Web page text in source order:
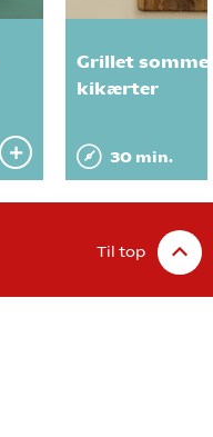
Grillet
kikærter
30 min.
Til top